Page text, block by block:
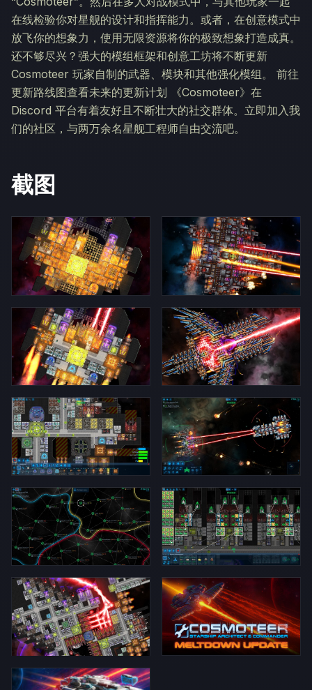
在线检验你对星舰的设计和指挥能力。或者，在创意模式中
放飞你的想象力，使用无限资源将你的极致想象打造成真。
还不够尽兴？强大的模组框架和创意工坊将不断更新
Cosmoteer 玩家自制的武器、模块和其他强化模组。 前往
更新路线图查看未来的更新计划 《Cosmoteer》在
Discord 平台有着友好且不断壮大的社交群体。立即加入我
们的社区，与两万余名星舰工程师自由交流吧。
截图